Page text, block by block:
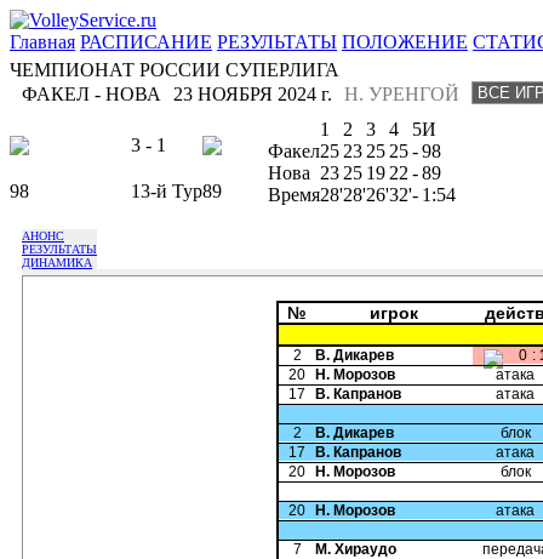
Главная РАСПИСАНИЕ РЕЗУЛЬТАТЫ ПОЛОЖЕНИЕ
ЧЕМПИОНАТ РОССИИ СУПЕРЛИГА
ФАКЕЛ - НОВА
Н. УРЕНГОЙ
23 НОЯБРЯ 2024 г.
3 - 1
98 13-й Тур89
1 2 3 4 5И
Факел25 23 25 25-98
Нова 23 25 19 22 -89
Время28'28'26'32'- 1:54
АНОНС
РЕЗУЛЬТАТЫ
ДИНАМИКА
№ игрок
2 В. Дикарев 0 :
20
Н. Морозов
атака
17
В. Капранов атака
2 В. Дикарев
блок
17
В. Капранов
атака
20
Н. Морозов блок
20 Н. Морозов атака
7 М. Хираудо